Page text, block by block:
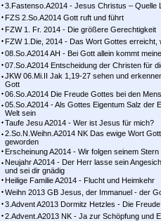
3.Fastenso.A2014 - Jesus Christus – Quelle
FZS 2.So.A2014 Gott ruft und führt
FZW 1. Fr. 2014 - Die größere Gerechtigkeit
FZW 1.Die, 2014 - Das Wort Gottes erreicht,
08.So.A2014 AH - Bei Gott allein kommt
07.So.A2014 Entscheidung der Christen für
JKW 06.Mi.II Jak 1,19-27 sehen und
Gott
06.So.A2014 Die Freude Gottes bei den
05.So.A2014 - Als Gottes Eigentum Salz der
Welt sein
Taufe Jesu A2014 - Wer ist Jesus für mich?
2.So.N.Weihn.A2014 NK Das ewige Wort
geworden
Erscheinung A2014 - Wir folgen seinem Stern
Neujahr A2014 - Der Herr lasse sein
und sei dir gnädig
Heilige Familie A2014 - Flucht und Heimkehr
Weihn 2013 GB Jesus, der Immanuel - der
3.Advent A2013 Dormitz Hetzles - Die
2.Advent.A2013 NK - Ja zur Schöpfung und